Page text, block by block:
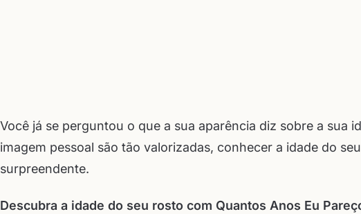
Você já se perguntou o que a sua aparência diz sobre a sua
imagem pessoal são tão valorizadas, conhecer a idade do
surpreendente.
Descubra a idade do seu rosto com Quantos Anos Eu